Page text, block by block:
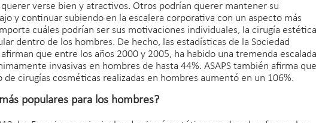
verse bien y atractivos. Otros podrían querer mantener su
y continuar subiendo en la escalera corporativa con un aspecto más
cuáles podrían ser sus motivaciones individuales, la cirugía estética
dentro de los hombres. De hecho, las estadísticas de la Sociedad
que entre los años 2000 y 2005, ha habido una tremenda escalada
invasivas en hombres de hasta 44%. ASAPS también afirma que
cirugías cosméticas realizadas en hombres aumentó en un 106%.
populares para los hombres?